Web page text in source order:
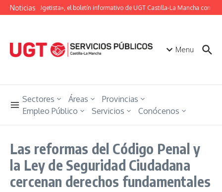
Saltar al contenido
Noticias
«Unión Ugetista», el boletín informativo de UGT Castilla-La Mancha con
Menu
Sectores Áreas
Provincias
Empleo Público
Servicios Conócenos
Las reformas del Código Penal y
la Ley de Seguridad Ciudadana
cercenan derechos fundamentales